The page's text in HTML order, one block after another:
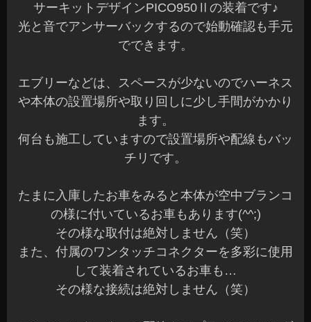
サーキットデザインPICO950Ⅱの装着です♪
光と音でアンサーバックするので始動確認も手元
でできます。
エブリーなどは、スペースが少ないのでハーネス
や本体の設置場所や取り回しに少し手間がかかり
ます。
何台も施工していますので設置場所や配線もバッ
チリです。
たまに入庫したお車をみると本体が空中ブランコ
の様に付いているお車もあります(^^;)
その様な取付は絶対しません（笑）
また、付属のワンタッチコネクターを多彩に使用
して装着されているお車も…
その様な接続は絶対しません（笑）